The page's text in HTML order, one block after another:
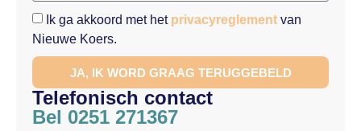
Ik ga akkoord met het privacyreglement van
Nieuwe Koers.
JA, IK WORD GRAAG TERUGGEBELD
Telefonisch contact
Bel 0251 271367